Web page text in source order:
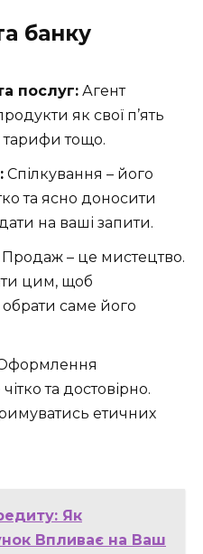
банку
послуг: Агент
як свої п’ять
тарифи тощо.
Спілкування – його
та ясно доносити
на ваші запити.
Продаж – це мистецтво.
цим, щоб
обрати саме його
та достовірно.
етичних
Як
Впливає на Ваш